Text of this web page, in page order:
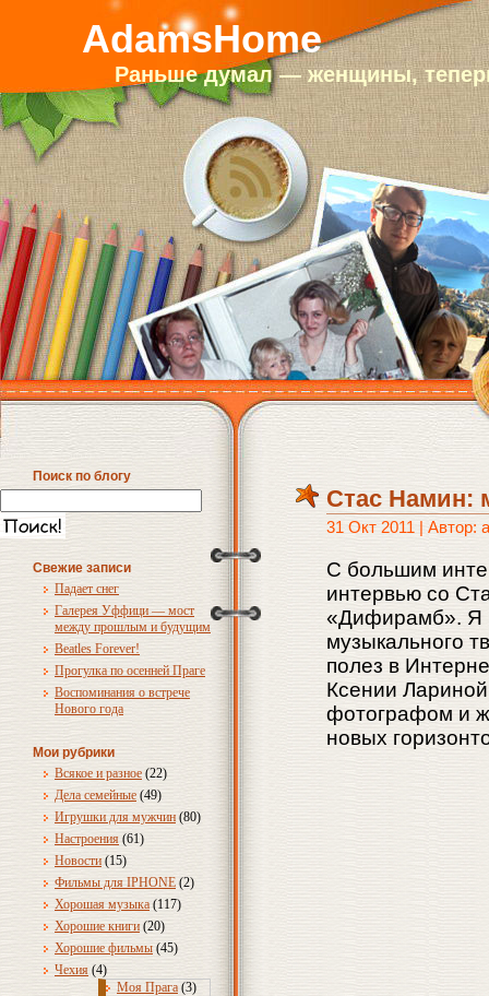
AdamsHome
Раньше думал — женщины,
Поиск по блогу
Свежие записи
Падает снег
Галерея Уффици — мост
между прошлым и будущим
Beatles Forever!
Прогулка по осенней Праге
Воспоминания о встрече
Нового года
Мои рубрики
Всякое и разное (22)
Дела семейные (49)
Игрушки для мужчин (80)
Настроения (61)
Новости (15)
Фильмы для IPHONE (2)
Хорошая музыка (117)
Хорошие книги (20)
Хорошие фильмы (45)
Чехия (4)
Моя Прага (3)
Стас Намин:
31 Окт 2011 | Автор:
С большим
интервью со
«Дифирамб». Я
музыкального
полез в
Ксении
фотографом и
новых